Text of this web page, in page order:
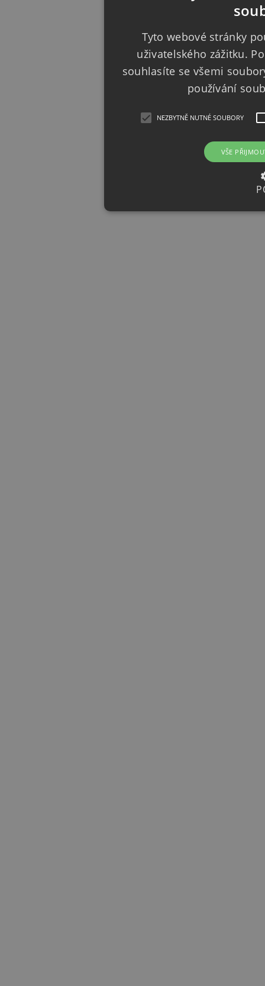
Tyto webové stránky
uživatelského zážitku.
souhlasíte se všemi
používání
NEZBYTNĚ NUTNÉ SOUBORY
VŠE